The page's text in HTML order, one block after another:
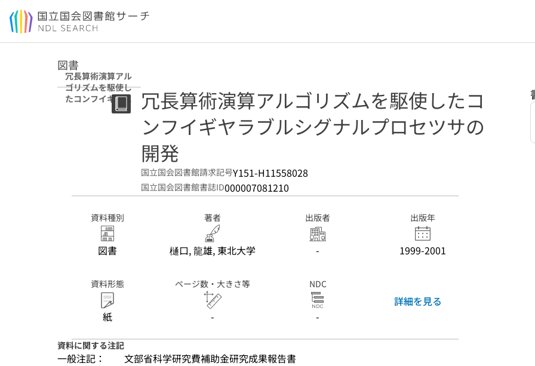
本文へ移動
図書
冗長算術演算アル
ゴリズムを駆使し
たコンフイギヤラ
ブルシグナルプロ
冗長算術演算アルゴリズムを駆使したコ
ンフイギヤラブルシグナルプロセツサの
開発
国立国会図書館請求記号Y151-H11558028
国立国会図書館書誌ID000007081210
資料種別
図書
著者
樋口, 龍雄, 東北大学
出版者
-
出版年
1999-2001
資料形態
紙
ページ数・大きさ等
-
NDC
-
詳細を見る
資料に関する注記
一般注記： 文部省科学研究費補助金研究成果報告書